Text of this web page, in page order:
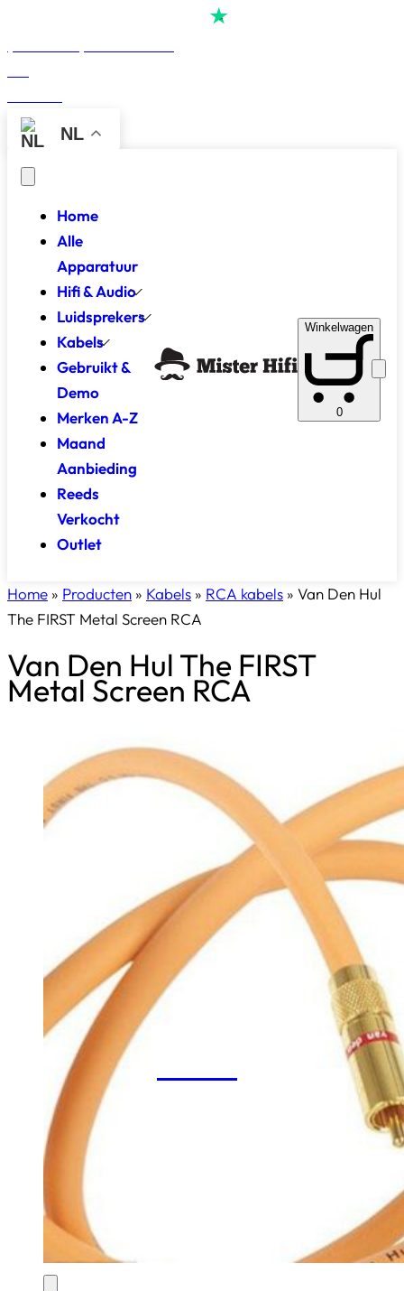
NL
Winkelwagen
0
Home
Alle
Apparatuur
Hifi & Audio
Luidsprekers
Kabels
Gebruikt &
Demo
Merken A-Z
Maand
Aanbieding
Reeds
Verkocht
Outlet
Home » Producten » Kabels » RCA kabels » Van Den Hul
The FIRST Metal Screen RCA
Van Den Hul The FIRST
Metal Screen RCA